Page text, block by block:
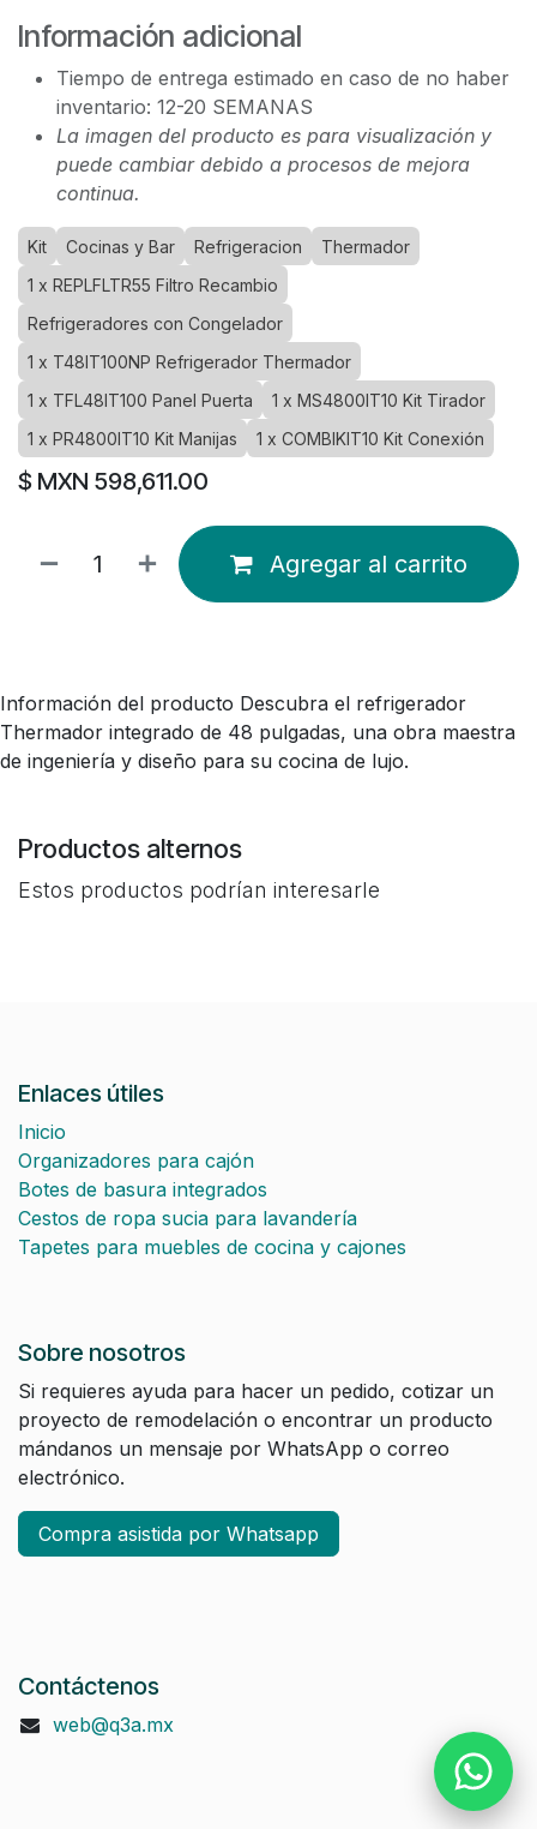
Información adicional
Tiempo de entrega estimado en caso de no haber
inventario: 12-20 SEMANAS
La imagen del producto es para visualización y
puede cambiar debido a procesos de mejora
continua.
Kit Cocinas y Bar Refrigeracion
Thermador
1 x REPLFLTR55 Filtro Recambio
Refrigeradores con Congelador
1 x T48IT100NP Refrigerador Thermador
1 x TFL48IT100 Panel Puerta
1 x MS4800IT10 Kit Tirador
1 x PR4800IT10 Kit Manijas
1 x COMBIKIT10 Kit Conexión
$ MXN 598,611.00
Agregar al carrito
Información del producto Descubra el refrigerador
Thermador integrado de 48 pulgadas, una obra maestra
de ingeniería y diseño para su cocina de lujo.
Productos alternos
Estos productos podrían interesarle
Enlaces útiles
Inicio
Organizadores para cajón
Botes de basura integrados
Cestos de ropa sucia para lavandería
Tapetes para muebles de cocina y cajones
Sobre nosotros
Si requieres ayuda para hacer un pedido, cotizar un
proyecto de remodelación o encontrar un producto
mándanos un mensaje por WhatsApp o correo
electrónico.
Compra asistida por Whatsapp
Contáctenos
web@q3a.mx